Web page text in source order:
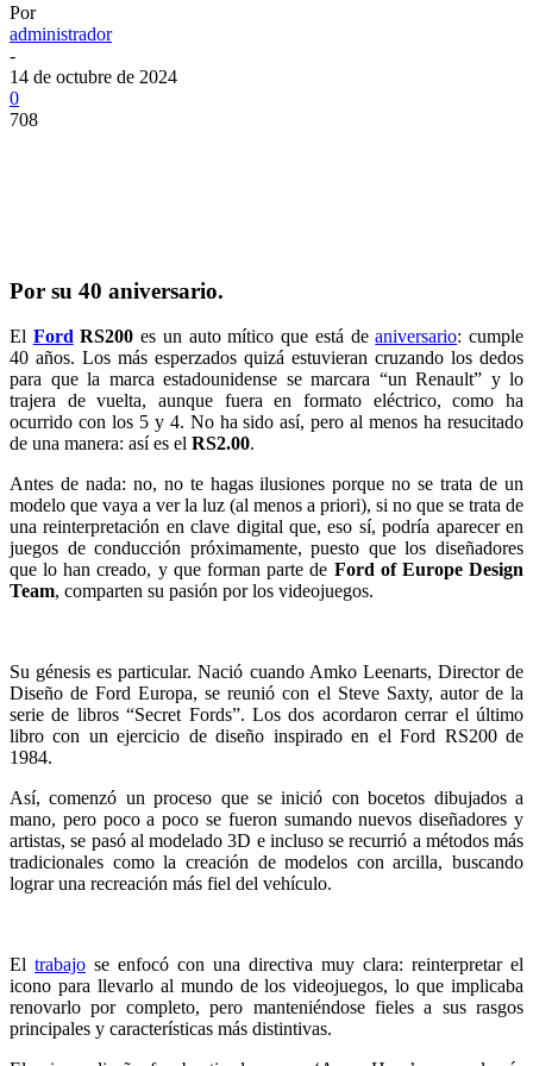
Por
administrador
-
14 de octubre de 2024
0
708
Por su 40 aniversario.
El Ford RS200 es un auto mítico que está deaniversario: cumple
40 años. Los más esperzados quizá estuvieran cruzando los dedos
para que la marca estadounidense se marcara “un Renault” y lo
trajera de vuelta, aunque fuera en formato eléctrico, como ha
ocurrido con los 5 y 4. No ha sido así, pero al menos ha resucitado
de una manera: así es el RS2.00.
Antes de nada: no, no te hagas ilusiones porque no se trata de un
modelo que vaya a ver la luz (al menos a priori), si no que se trata de
una reinterpretación en clave digital que, eso sí, podría aparecer en
juegos de conducción próximamente, puesto que los diseñadores
que lo han creado, y que forman parte de Ford of Europe Design
Team, comparten su pasión por los videojuegos.
Su génesis es particular. Nació cuando Amko Leenarts, Director de
Diseño de Ford Europa, se reunió con el Steve Saxty, autor de la
serie de libros “Secret Fords”. Los dos acordaron cerrar el último
libro con un ejercicio de diseño inspirado en el Ford RS200 de
1984.
Así, comenzó un proceso que se inició con bocetos dibujados a
mano, pero poco a poco se fueron sumando nuevos diseñadores y
artistas, se pasó al modelado 3D e incluso se recurrió a métodos más
tradicionales como la creación de modelos con arcilla, buscando
lograr una recreación más fiel del vehículo.
El trabajo se enfocó con una directiva muy clara: reinterpretar el
icono para llevarlo al mundo de los videojuegos, lo que implicaba
renovarlo por completo, pero manteniéndose fieles a sus rasgos
principales y características más distintivas.